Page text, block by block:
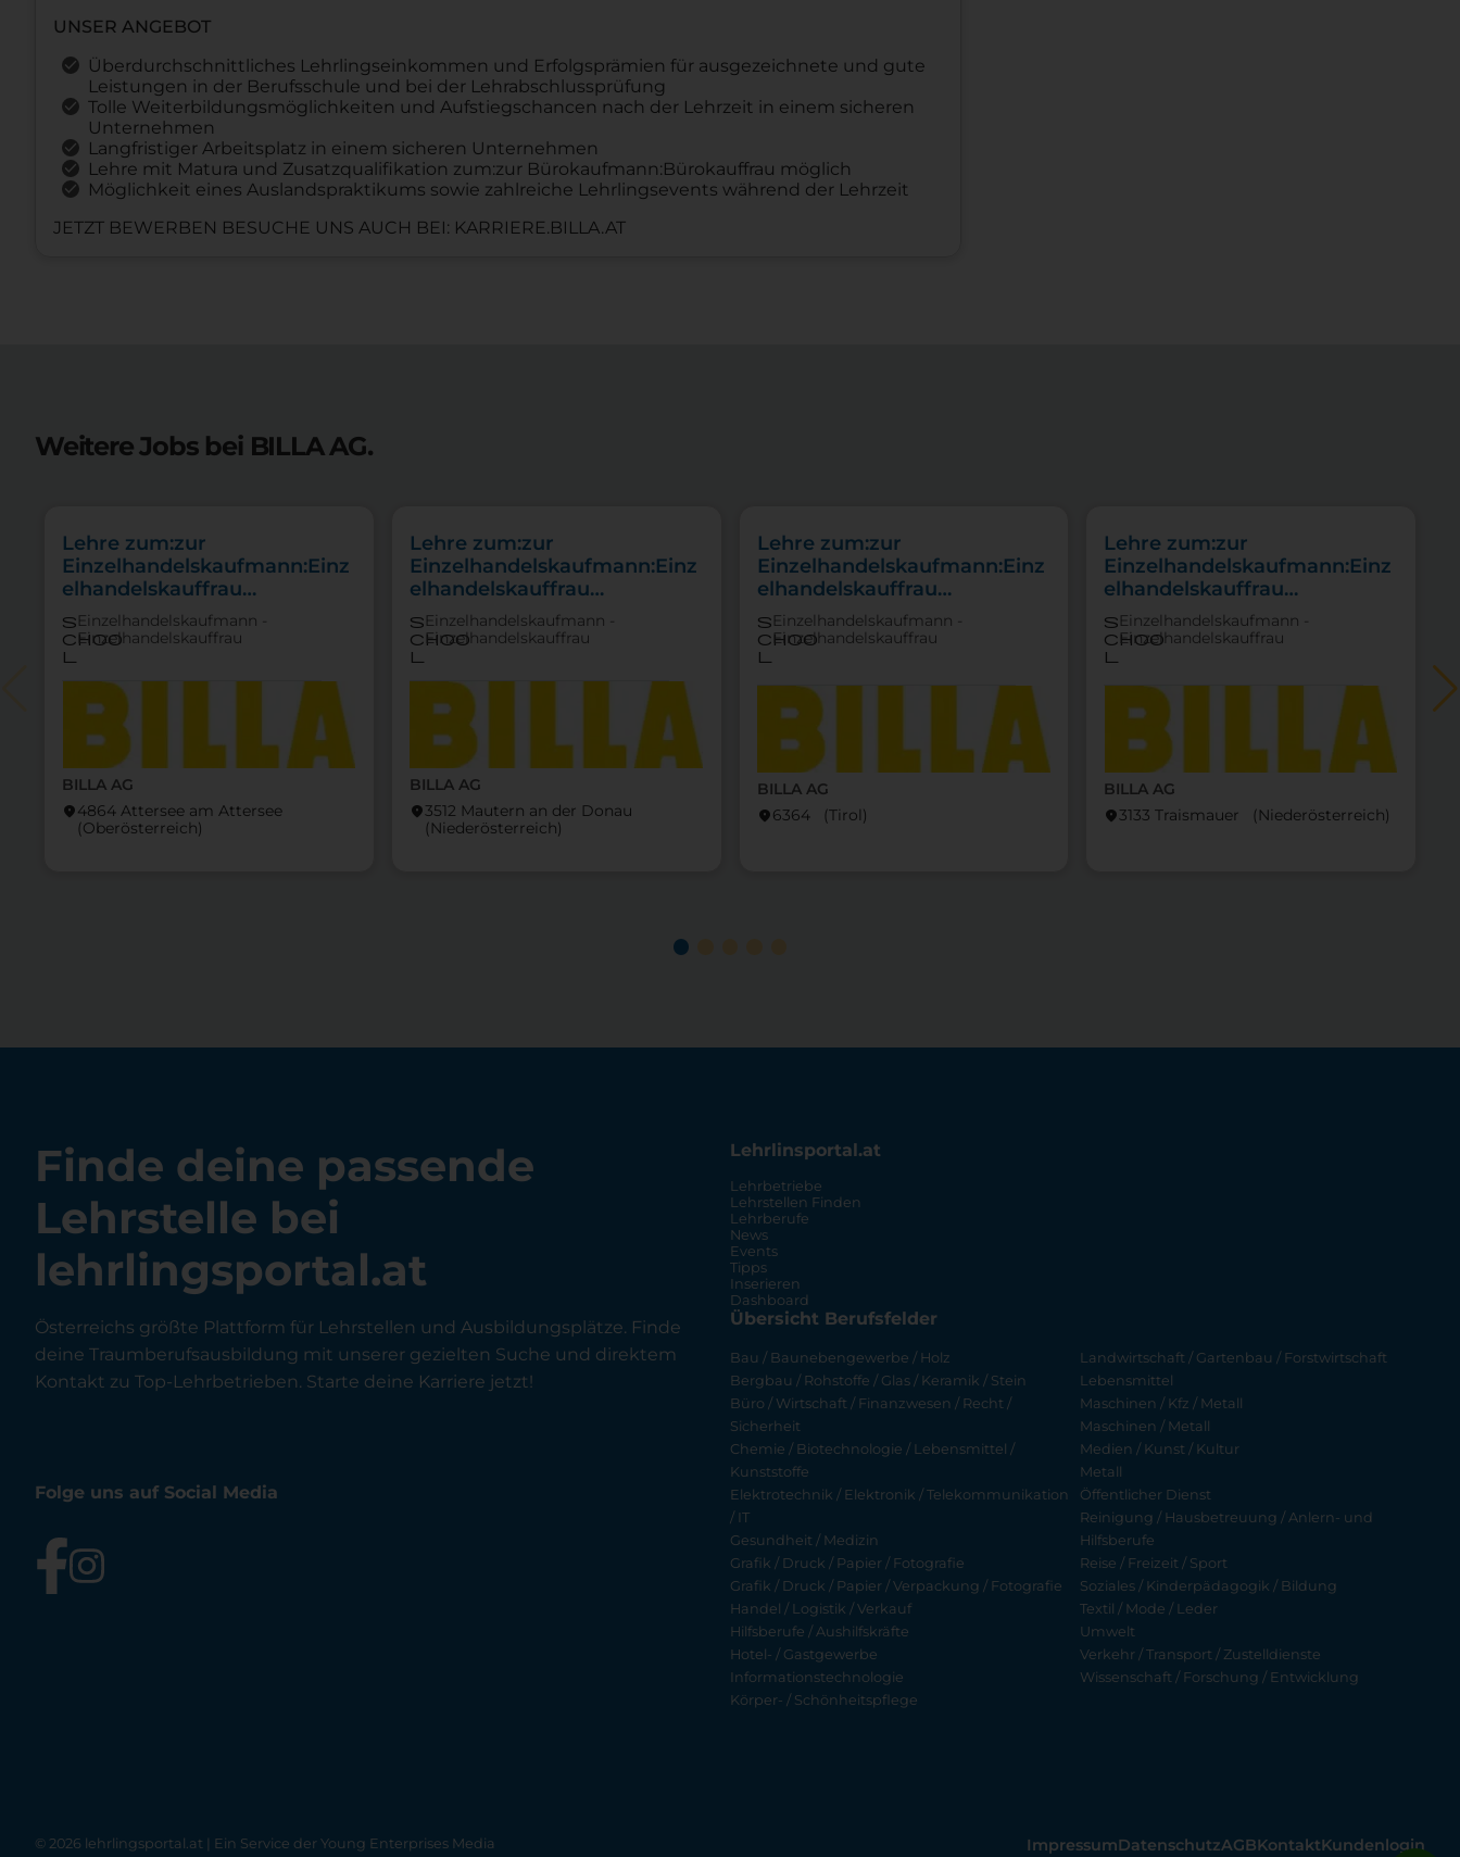
UNSER ANGEBOT
Überdurchschnittliches Lehrlingseinkommen und Erfolgsprämien für ausgezeichnete und gute
Leistungen in der Berufsschule und bei der Lehrabschlussprüfung
Tolle Weiterbildungsmöglichkeiten und Aufstiegschancen nach der Lehrzeit in einem sicheren
Unternehmen
Langfristiger Arbeitsplatz in einem sicheren Unternehmen
Lehre mit Matura und Zusatzqualifikation zum:zur Bürokaufmann:Bürokauffrau möglich
Möglichkeit eines Auslandspraktikums sowie zahlreiche Lehrlingsevents während der Lehrzeit
JETZT BEWERBEN BESUCHE UNS AUCH BEI: KARRIERE.BILLA.AT
Weitere Jobs bei BILLA AG.
BILLA AG
location_on4864 Attersee am Attersee
(Ober­österreich)
Lehre zum:zur
Einzelhandelskaufmann:Einz
elhandelskauffrau
Schwerpunkt Lebensmittel
s
choo
l
Einzelhandelskaufmann -
Einzelhandelskauffrau
BILLA AG
location_on3512 Mautern an der Donau
(Nieder­österreich)
Lehre zum:zur
Einzelhandelskaufmann:Einz
elhandelskauffrau
Schwerpunkt Lebensmittel
s
choo
l
Einzelhandelskaufmann -
Einzelhandelskauffrau
BILLA AG
location_on6364 (Tirol)
Lehre zum:zur
Einzelhandelskaufmann:Einz
elhandelskauffrau
Schwerpunkt Lebensmittel
s
choo
l
Einzelhandelskaufmann -
Einzelhandelskauffrau
BILLA AG
location_on3133 Traismauer (Nieder­österreich)
Lehre zum:zur
Einzelhandelskaufmann:Einz
elhandelskauffrau
Schwerpunkt
Feinkostfachverkauf
s
choo
l
Einzelhandelskaufmann -
Einzelhandelskauffrau
Finde deine passende
Lehrstelle bei
lehrlingsportal.at
Österreichs größte Plattform für Lehrstellen und Ausbildungsplätze. Finde
deine Traumberufsausbildung mit unserer gezielten Suche und direktem
Kontakt zu Top-Lehrbetrieben. Starte deine Karriere jetzt!
Folge uns auf Social Media
Lehrlinsportal.at
Lehrbetriebe
Lehrstellen Finden
Lehrberufe
News
Events
Tipps
Inserieren
Dashboard
Übersicht Berufsfelder
Bau / Baunebengewerbe / Holz
Bergbau / Rohstoffe / Glas / Keramik / Stein
Büro / Wirtschaft / Finanzwesen / Recht /
Sicherheit
Chemie / Biotechnologie / Lebensmittel /
Kunststoffe
Elektrotechnik / Elektronik / Telekommunikation
/ IT
Gesundheit / Medizin
Grafik / Druck / Papier / Fotografie
Grafik / Druck / Papier / Verpackung / Fotografie
Handel / Logistik / Verkauf
Hilfsberufe / Aushilfskräfte
Hotel- / Gastgewerbe
Informationstechnologie
Körper- / Schönheitspflege
Landwirtschaft / Gartenbau / Forstwirtschaft
Lebensmittel
Maschinen / Kfz / Metall
Maschinen / Metall
Medien / Kunst / Kultur
Metall
Öffentlicher Dienst
Reinigung / Hausbetreuung / Anlern- und
Hilfsberufe
Reise / Freizeit / Sport
Soziales / Kinderpädagogik / Bildung
Textil / Mode / Leder
Umwelt
Verkehr / Transport / Zustelldienste
Wissenschaft / Forschung / Entwicklung
© 2026 lehrlingsportal.at | Ein Service der Young Enterprises Media ImpressumDatenschutzAGBKontaktKundenlogin